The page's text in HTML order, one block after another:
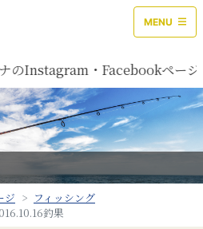
MENU
のInstagram・Facebookページ
ジ
フィッシング
釣果